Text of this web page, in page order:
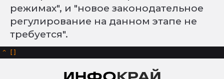
режимах", и "новое законодательное
регулирование на данном этапе не
требуется".
^